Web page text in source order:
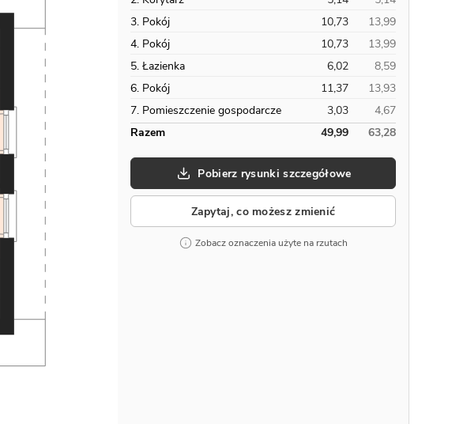
3. Pokój
10,73
13,99
4. Pokój
10,73
13,99
5. Łazienka
6,02
8,59
6. Pokój
11,37
13,93
7. Pomieszczenie gospodarcze
3,03
4,67
Razem
49,99 63,28
Pobierz rysunki szczegółowe
Zapytaj, co możesz zmienić
Zobacz oznaczenia użyte na rzutach